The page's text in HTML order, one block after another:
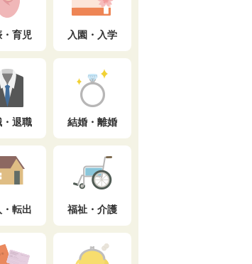
・育児 入園・入学
・退職 結婚・離婚
転出 福祉・介護